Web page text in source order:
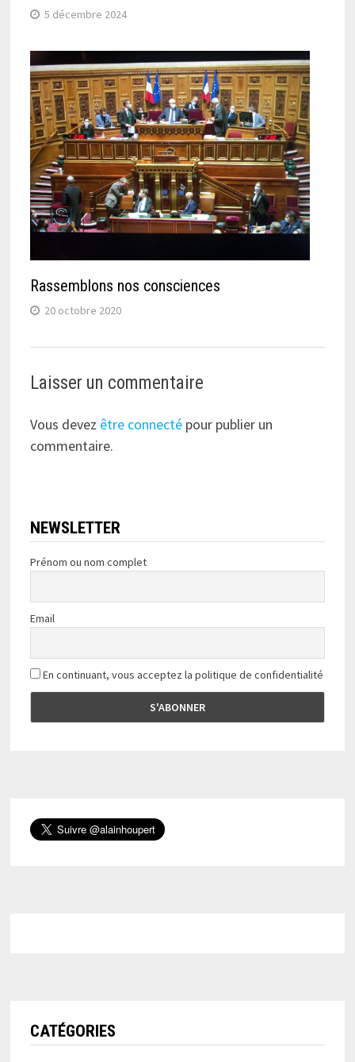
5 décembre 2024
Rassemblons nos consciences
20 octobre 2020
Laisser un commentaire
Vous devez être connectépour publier un
commentaire.
NEWSLETTER
Prénom ou nom complet
Email
En continuant, vous acceptez la politique de confidentialité
CATÉGORIES